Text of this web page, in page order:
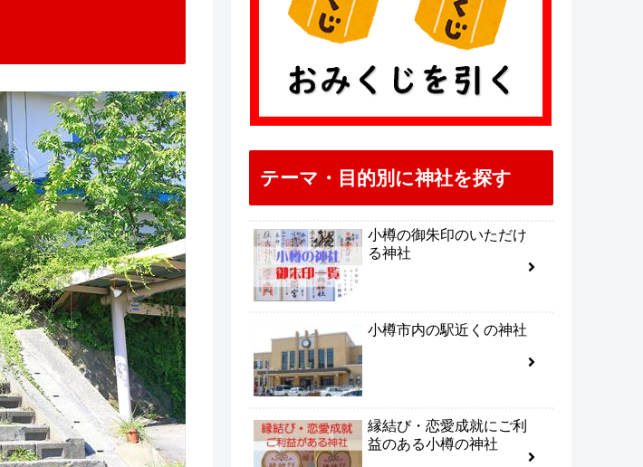
テーマ・目的別に神社を探す
小樽の御朱印のいただけ
る神社
小樽市内の駅近くの神社
縁結び・恋愛成就にご利
益のある小樽の神社